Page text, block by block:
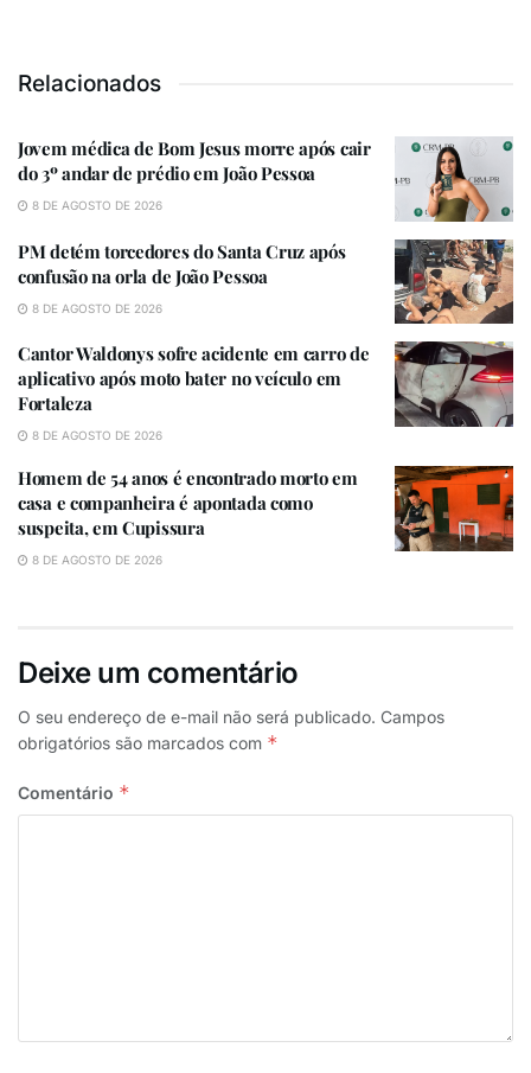
obrigatoriedade do passaporte vacinal”.
VOCÊ TAMBÉM PODE GOSTAR
Jovem médica de Bom Jesus morre após cair do 3º andar
de prédio em João Pessoa
PM detém torcedores do Santa Cruz após confusão na
orla de João Pessoa
De acordo com o texto, o ato de veto é justificado
“pela falta de previsão legal e de normativa interna
que permita ao CONSEPE deliberar sobre decisões
que competem ao CONSUNI e ao Reitor”.
Veja o documento:
Tags: COVID
Relacionados
Jovem médica de Bom Jesus morre após cair
do 3º andar de prédio em João Pessoa
8 DE AGOSTO DE 2026
PM detém torcedores do Santa Cruz após
confusão na orla de João Pessoa
8 DE AGOSTO DE 2026
Cantor Waldonys sofre acidente em carro de
aplicativo após moto bater no veículo em
Fortaleza
8 DE AGOSTO DE 2026
Homem de 54 anos é encontrado morto em
casa e companheira é apontada como
suspeita, em Cupissura
8 DE AGOSTO DE 2026
Deixe um comentário
O seu endereço de e-mail não será publicado. Campos
obrigatórios são marcados com *
Comentário *